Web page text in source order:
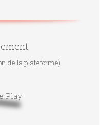
de la plateforme)